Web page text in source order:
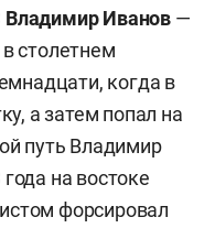
Владимир Иванов —
столетнем
когда в
а затем попал на
путь Владимир
на востоке
форсировал